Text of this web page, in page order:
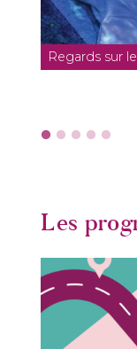
Regards sur
Les